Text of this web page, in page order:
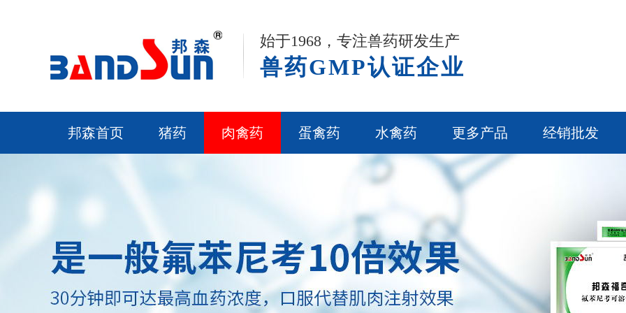
始于1968，专注兽药研发生产
兽药GMP认证企业
邦森首页 猪药 肉禽药 蛋禽药 水禽药 更多产品 经销批发